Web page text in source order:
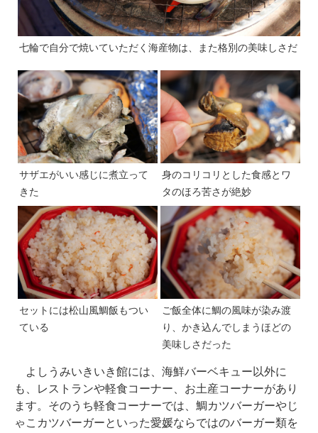
七輪で自分で焼いていただく海産物は、また格別の美味しさだ
サザエがいい感じに煮立って
きた
身のコリコリとした食感とワ
タのほろ苦さが絶妙
セットには松山風鯛飯もつい
ている
ご飯全体に鯛の風味が染み渡
り、かき込んでしまうほどの
美味しさだった
よしうみいきいき館には、海鮮バーベキュー以外に
も、レストランや軽食コーナー、お土産コーナーがあり
ます。そのうち軽食コーナーでは、鯛カツバーガーやじ
ゃこカツバーガーといった愛媛ならではのバーガー類を